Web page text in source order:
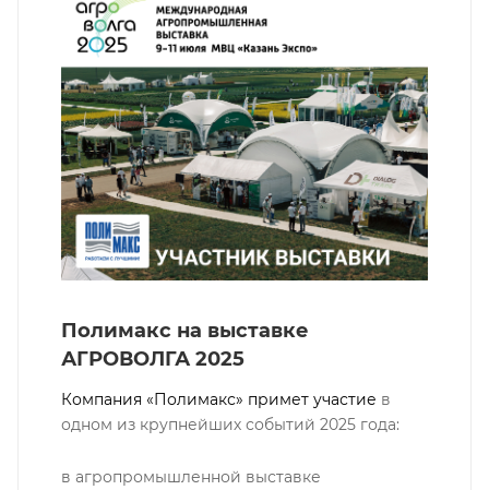
Полимакс на выставке
АГРОВОЛГА 2025
Компания «Полимакс» примет участие в
одном из крупнейших событий 2025 года:
в агропромышленной выставке